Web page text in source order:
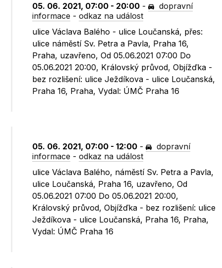
05. 06. 2021, 07:00 - 20:00 -
dopravní
informace -odkaz na událost
ulice Václava Balého - ulice Loučanská, přes:
ulice náměstí Sv. Petra a Pavla, Praha 16,
Praha, uzavřeno, Od 05.06.2021 07:00 Do
05.06.2021 20:00, Královský průvod, Objížďka -
bez rozlišení: ulice Ježdíkova - ulice Loučanská,
Praha 16, Praha, Vydal: ÚMČ Praha 16
05. 06. 2021, 07:00 - 12:00 -
dopravní
informace -odkaz na událost
ulice Václava Balého, náměstí Sv. Petra a Pavla,
ulice Loučanská, Praha 16, uzavřeno, Od
05.06.2021 07:00 Do 05.06.2021 20:00,
Královský průvod, Objížďka - bez rozlišení: ulice
Ježdíkova - ulice Loučanská, Praha 16, Praha,
Vydal: ÚMČ Praha 16